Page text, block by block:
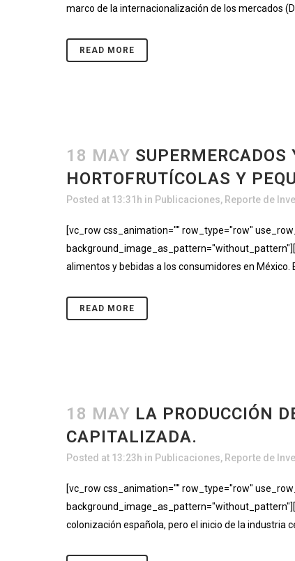
marco de la internacionalización de los mercados
READ MORE
18 MAY
HORTOFRUTÍCOLAS Y
Posted at 13:31h in Publicaciones, Reporte de
[vc_row css_animation="" row_type="row"
alimentos y bebidas a los consumidores en México.
READ MORE
18 MAY LA PRODUCCIÓN
CAPITALIZADA.
Posted at 13:23h in Publicaciones, Reporte de
[vc_row css_animation="" row_type="row"
colonización española, pero el inicio de la industria